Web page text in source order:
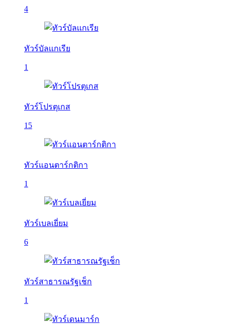
4
ทัวร์บัลเเกเรีย
1
ทัวร์โปรตุเกส
15
ทัวร์แอนตาร์กติกา
1
ทัวร์เบลเยี่ยม
6
ทัวร์สาธารณรัฐเช็ก
1